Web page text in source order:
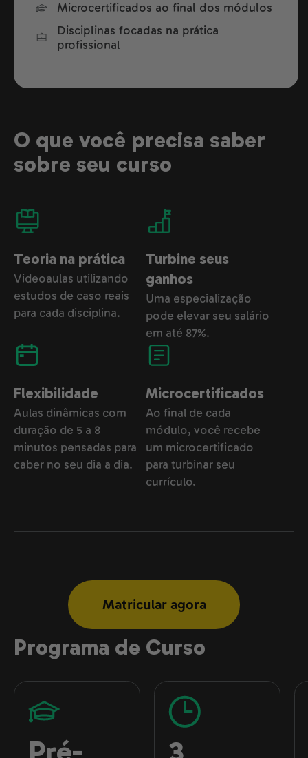
Microcertificados ao final dos módulos
Disciplinas focadas na prática
profissional
O que você precisa saber
sobre seu curso
Teoria na prática
Videoaulas utilizando
estudos de caso reais
para cada disciplina.
Turbine seus
ganhos
Uma especialização
pode elevar seu salário
em até 87%.
Flexibilidade
Aulas dinâmicas com
duração de 5 a 8
minutos pensadas para
caber no seu dia a dia.
Microcertificados
Ao final de cada
módulo, você recebe
um microcertificado
para turbinar seu
currículo.
Matricular agora
Programa de Curso